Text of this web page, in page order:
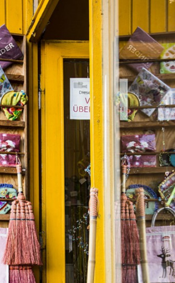
Business
Heidelberg